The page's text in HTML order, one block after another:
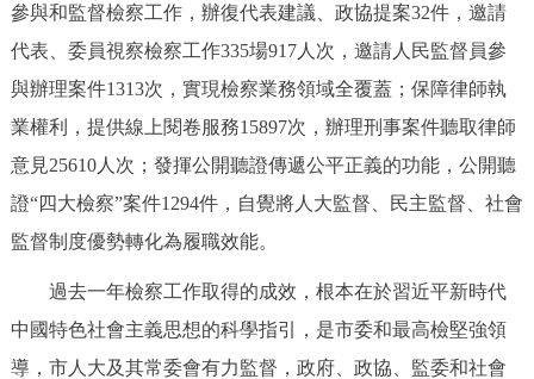
參與和監督檢察工作，辦復代表建議、政協提案32件，邀請
代表、委員視察檢察工作335場917人次，邀請人民監督員參
與辦理案件1313次，實現檢察業務領域全覆蓋；保障律師執
業權利，提供線上閱卷服務15897次，辦理刑事案件聽取律師
意見25610人次；發揮公開聽證傳遞公平正義的功能，公開聽
證“四大檢察”案件1294件，自覺將人大監督、民主監督、社會
監督制度優勢轉化為履職效能。
過去一年檢察工作取得的成效，根本在於習近平新時代
中國特色社會主義思想的科學指引，是市委和最高檢堅強領
導，市人大及其常委會有力監督，政府、政協、監委和社會